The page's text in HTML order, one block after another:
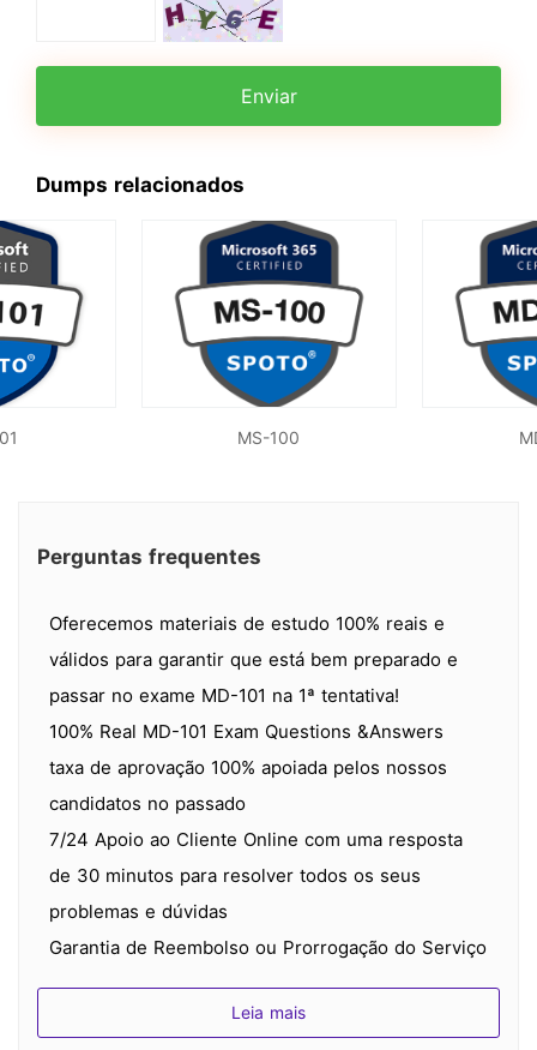
Enviar
Dumps relacionados
MS-100
Perguntas frequentes
Oferecemos materiais de estudo 100% reais e
válidos para garantir que está bem preparado e
passar no exame MD-101 na 1ª tentativa!
100% Real MD-101 Exam Questions &Answers
taxa de aprovação 100% apoiada pelos nossos
candidatos no passado
7/24 Apoio ao Cliente Online com uma resposta
de 30 minutos para resolver todos os seus
problemas e dúvidas
Garantia de Reembolso ou Prorrogação do Serviço
Gratuito em caso de reprovação no exame
Leia mais